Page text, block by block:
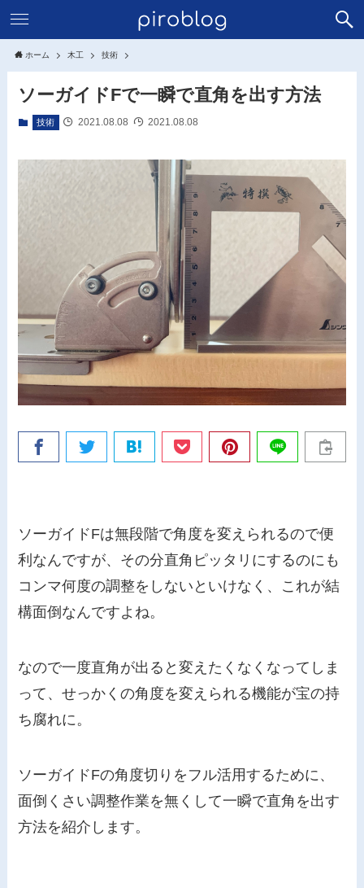
ホーム 木工 技術
ソーガイドFで一瞬で直角を出す方法
技術 2021.08.08 2021.08.08
ソーガイドFは無段階で角度を変えられるので便
利なんですが、その分直角ピッタリにするのにも
コンマ何度の調整をしないといけなく、これが結
構面倒なんですよね。
なので一度直角が出ると変えたくなくなってしま
って、せっかくの角度を変えられる機能が宝の持
ち腐れに。
ソーガイドFの角度切りをフル活用するために、
面倒くさい調整作業を無くして一瞬で直角を出す
方法を紹介します。